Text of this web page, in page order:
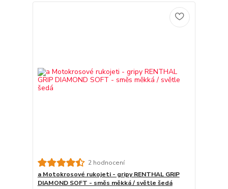
2 hodnocení
a Motokrosové rukojeti - gripy RENTHAL GRIP
DIAMOND SOFT - směs měkká / světle šedá